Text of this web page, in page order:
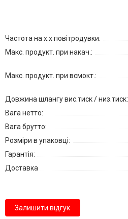
Частота на х.х повітродувки:
Макс. продукт. при накач.:
Макс. продукт. при всмокт.:
Довжина шлангу вис.тиск / низ.тиск:
Вага нетто:
Вага брутто:
Розміри в упаковці:
Гарантія:
Доставка
Залишити відгук